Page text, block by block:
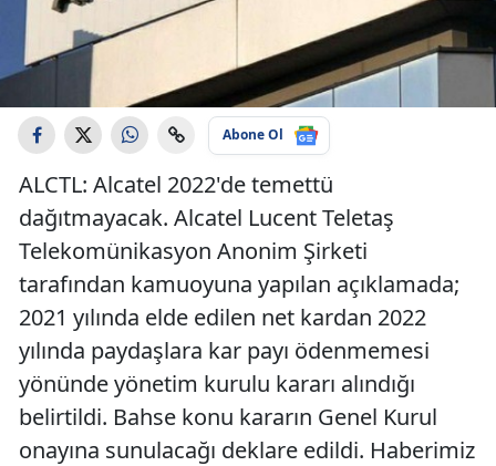
Abone Ol
ALCTL: Alcatel 2022'de temettü
dağıtmayacak. Alcatel Lucent Teletaş
Telekomünikasyon Anonim Şirketi
tarafından kamuoyuna yapılan açıklamada;
2021 yılında elde edilen net kardan 2022
yılında paydaşlara kar payı ödenmemesi
yönünde yönetim kurulu kararı alındığı
belirtildi. Bahse konu kararın Genel Kurul
onayına sunulacağı deklare edildi. Haberimiz